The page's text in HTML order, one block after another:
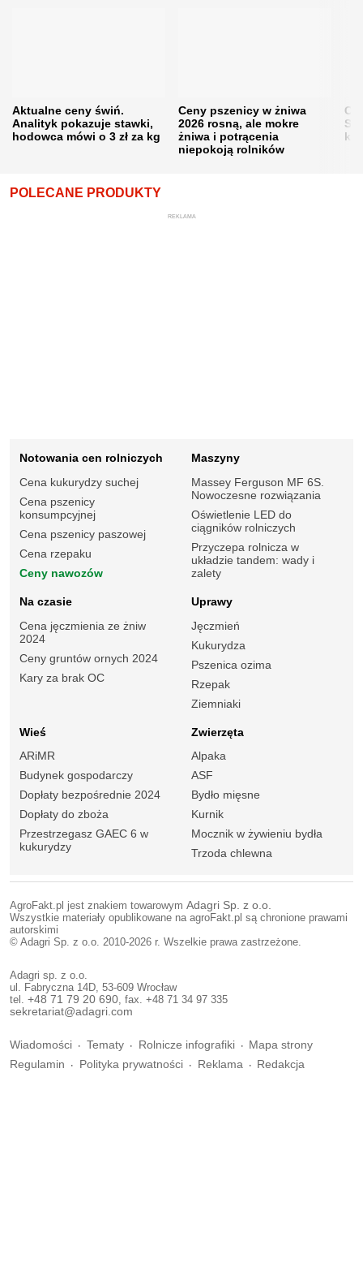
Aktualne ceny świń.
Analityk pokazuje stawki,
hodowca mówi o 3 zł za kg
Ceny pszenicy w żniwa
2026 rosną, ale mokre
żniwa i potrącenia
niepokoją rolników
POLECANE PRODUKTY
REKLAMA
Notowania cen rolniczych
Cena kukurydzy suchej
Cena pszenicy
konsumpcyjnej
Cena pszenicy paszowej
Cena rzepaku
Ceny nawozów
Maszyny
Massey Ferguson MF 6S.
Nowoczesne rozwiązania
Oświetlenie LED do
ciągników rolniczych
Przyczepa rolnicza w
układzie tandem: wady i
zalety
Na czasie
Cena jęczmienia ze żniw
2024
Ceny gruntów ornych 2024
Kary za brak OC
Uprawy
Jęczmień
Kukurydza
Pszenica ozima
Rzepak
Ziemniaki
Wieś
ARiMR
Budynek gospodarczy
Dopłaty bezpośrednie 2024
Dopłaty do zboża
Przestrzegasz GAEC 6 w
kukurydzy
Zwierzęta
Alpaka
ASF
Bydło mięsne
Kurnik
Mocznik w żywieniu bydła
Trzoda chlewna
AgroFakt.pl jest znakiem towarowym Adagri Sp. z o.o.
Wszystkie materiały opublikowane na agroFakt.pl są chronione prawami
autorskimi
© Adagri Sp. z o.o. 2010-2026 r. Wszelkie prawa zastrzeżone.
Adagri sp. z o.o.
ul. Fabryczna 14D, 53-609 Wrocław
tel. +48 71 79 20 690 , fax. +48 71 34 97 335
sekretariat@adagri.com
Wiadomości Tematy Rolnicze infografiki
Mapa strony
Regulamin
Polityka prywatności Reklama Redakcja